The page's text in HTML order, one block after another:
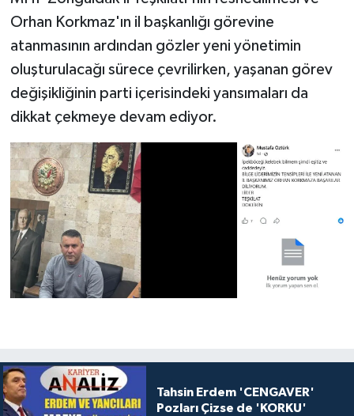
Orhan Korkmaz'ın il başkanlığı görevine
atanmasının ardından gözler yeni yönetimin
oluşturulacağı sürece çevrilirken, yaşanan görev
değişikliğinin parti içerisindeki yansımaları da
dikkat çekmeye devam ediyor.
Tahsin Erdem 'CENGAVER'
Pozları Çizse de 'KORKU'